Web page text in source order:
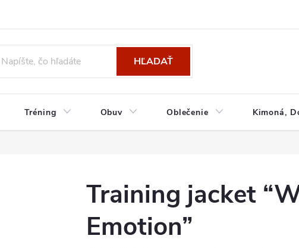
HĽADAŤ
Tréning Obuv Oblečenie Kimoná,
Training jacket
Emotion”